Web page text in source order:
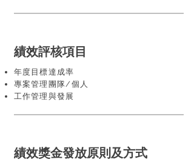
​績效評核項目
年度目標達成率
專案管理團隊/個人
工作管理與發展
績效獎金發放原則及方式